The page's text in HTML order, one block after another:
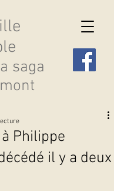
saga
les saisons
Philippe
il y a deux